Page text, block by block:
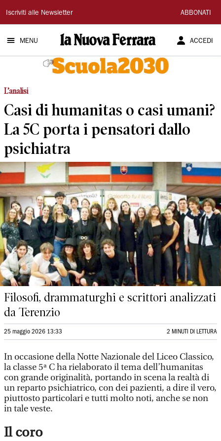
La
Nuova
Ferrara
Iscriviti alle Newsletter ABBONATI
MENU ACCEDI
L’analisi
Casi di humanitas o casi umani?
La 5C porta i pensatori dallo
psichiatra
Filosofi, drammaturghi e scrittori analizzati
da Terenzio
25 maggio 2026 13:33 2 MINUTI DI LETTURA
In occasione della Notte Nazionale del Liceo Classico,
la classe 5ª C ha rielaborato il tema dell’humanitas
con grande originalità, portando in scena la realtà di
un reparto psichiatrico, con dei pazienti, a dire il vero,
piuttosto particolari e tutti molto noti, anche se non
in tale veste.
Il coro